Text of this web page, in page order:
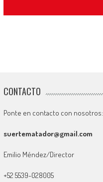
CONTACTO
Ponte en contacto con nosotros:
suertematador@gmail.com
Emilio Méndez/Director
+52 5539-028005